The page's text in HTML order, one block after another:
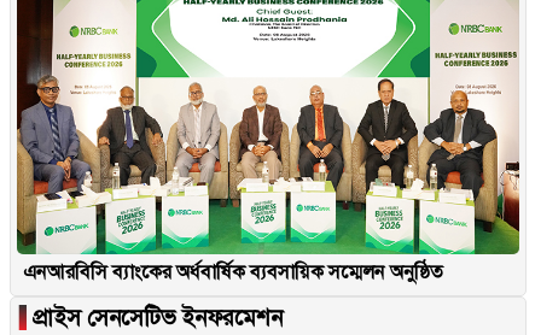
এনআরবিসি ব্যাংকের অর্ধবার্ষিক ব্যবসায়িক সম্মেলন অনুষ্ঠিত
▐ প্রাইস সেনসেটিভ ইনফরমেশন